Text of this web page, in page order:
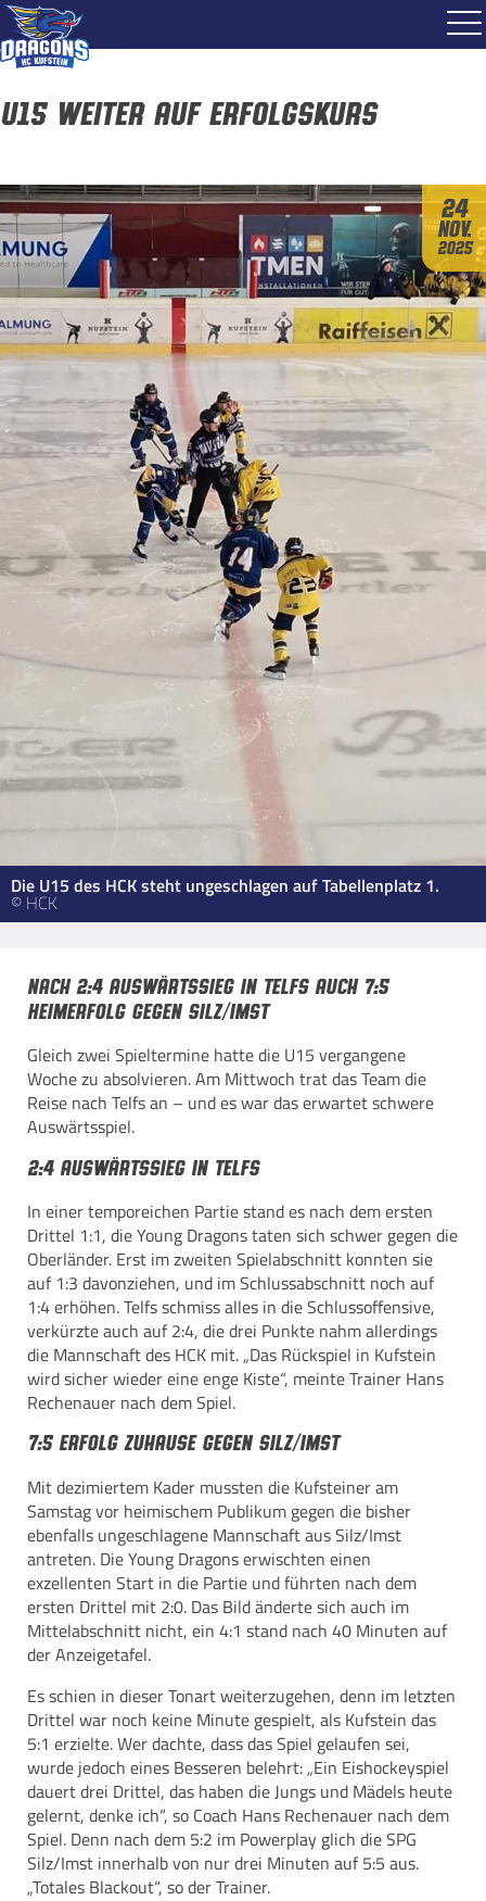
U15 weiter auf Erfolgskurs
24
Nov.
2025
Die U15 des HCK steht ungeschlagen auf Tabellenplatz 1.
© HCK
Nach 2:4 Auswärtssieg in Telfs auch 7:5
Heimerfolg gegen Silz/Imst
Gleich zwei Spieltermine hatte die U15 vergangene
Woche zu absolvieren. Am Mittwoch trat das Team die
Reise nach Telfs an – und es war das erwartet schwere
Auswärtsspiel.
2:4 Auswärtssiegin Telfs
In einer temporeichen Partie stand es nach dem ersten
Drittel 1:1, die Young Dragons taten sich schwer gegen die
Oberländer. Erst im zweiten Spielabschnitt konnten sie
auf 1:3 davonziehen, und im Schlussabschnitt noch auf
1:4 erhöhen. Telfs schmiss alles in die Schlussoffensive,
verkürzte auch auf 2:4, die drei Punkte nahm allerdings
die Mannschaft des HCK mit. „Das Rückspiel in Kufstein
wird sicher wieder eine enge Kiste“, meinte Trainer Hans
Rechenauer nach dem Spiel.
7:5 Erfolgzuhause gegen Silz/Imst
Mit dezimiertem Kader mussten die Kufsteiner am
Samstag vor heimischem Publikum gegen die bisher
ebenfalls ungeschlagene Mannschaft aus Silz/Imst
antreten. Die Young Dragons erwischten einen
exzellenten Start in die Partie und führten nach dem
ersten Drittel mit 2:0. Das Bild änderte sich auch im
Mittelabschnitt nicht, ein 4:1 stand nach 40 Minuten auf
der Anzeigetafel.
Es schien in dieser Tonart weiterzugehen, denn im letzten
Drittel war noch keine Minute gespielt, als Kufstein das
5:1 erzielte. Wer dachte, dass das Spiel gelaufen sei,
wurde jedoch eines Besseren belehrt: „Ein Eishockeyspiel
dauert drei Drittel, das haben die Jungs und Mädels heute
gelernt, denke ich“, so Coach Hans Rechenauer nach dem
Spiel. Denn nach dem 5:2 im Powerplay glich die SPG
Silz/Imst innerhalb von nur drei Minuten auf 5:5 aus.
„Totales Blackout“, so der Trainer.